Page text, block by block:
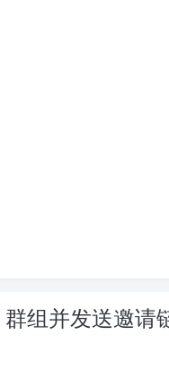
组并发送邀请